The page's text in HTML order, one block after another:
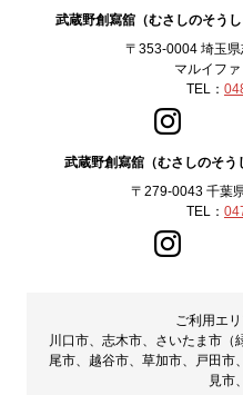
武蔵野創寫舘（むさしのそう
〒353-0004 埼玉
マルイフ
TEL：
武蔵野創寫舘（むさしのそ
〒279-0043 千葉
TEL：
ご利用エリ
川口市、志木市、さいたま市
尾市、越谷市、草加市、戸田市
見市